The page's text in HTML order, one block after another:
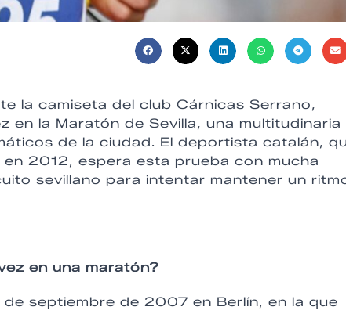
la camiseta del club Cárnicas Serrano,
en la Maratón de Sevilla, una multitudinaria
de la ciudad. El deportista catalán,
2012, espera esta prueba con mucha
sevillano para intentar mantener un
en una maratón?
septiembre de 2007 en Berlín, en la que